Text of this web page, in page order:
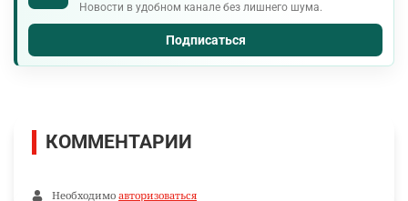
Новости в удобном канале без лишнего шума.
Подписаться
КОММЕНТАРИИ
Необходимо авторизоваться